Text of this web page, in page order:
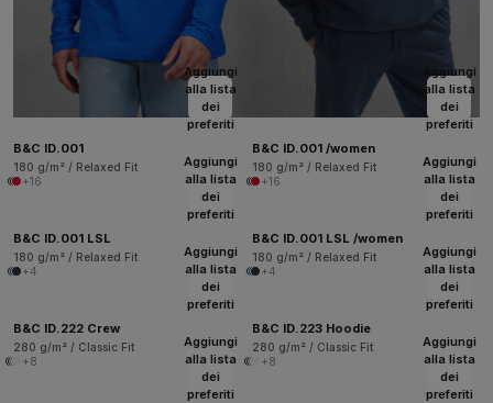
Aggiungi
alla lista
dei
preferiti
B&C ID.001
180 g/m² / Relaxed Fit
+16
Aggiungi
alla lista
dei
preferiti
B&C ID.001 /women
180 g/m² / Relaxed Fit
+16
Aggiungi
alla lista
dei
preferiti
B&C ID.001 LSL
180 g/m² / Relaxed Fit
+4
Aggiungi
alla lista
dei
preferiti
B&C ID.001 LSL /women
180 g/m² / Relaxed Fit
+4
Aggiungi
alla lista
dei
preferiti
B&C ID.222 Crew
280 g/m² / Classic Fit
+8
Aggiungi
alla lista
dei
preferiti
B&C ID.223 Hoodie
280 g/m² / Classic Fit
+8
Aggiungi
alla lista
dei
preferiti
Aggiungi
alla lista
dei
preferiti